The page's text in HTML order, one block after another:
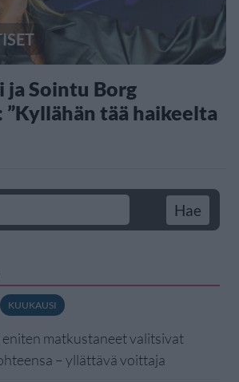
ja Sointu Borg
tää haikeelta
KUUKAUSI
eniten matkustaneet valitsivat
– yllättävä voittaja